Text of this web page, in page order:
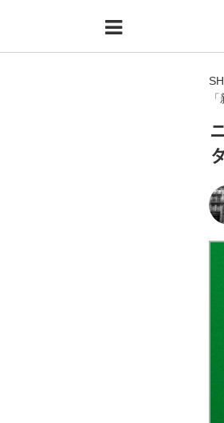
HOME
無在庫で自由気ままに稼ぐ！バイマ実践記